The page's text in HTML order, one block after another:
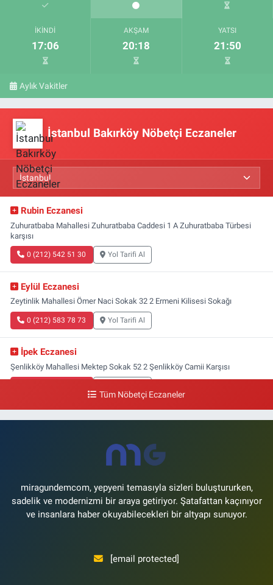
İKINDI
17:06
AKŞAM
20:18
YATSI
21:50
Aylık Vakitler
İstanbul Bakırköy Nöbetçi Eczaneler
Rubin Eczanesi
Zuhuratbaba Mahallesi Zuhuratbaba Caddesi 1 A Zuhuratbaba Türbesi
karşısı
0 (212) 542 51 30 Yol Tarifi Al
Eylül Eczanesi
Zeytinlik Mahallesi Ömer Naci Sokak 32 2 Ermeni Kilisesi Sokağı
0 (212) 583 78 73 Yol Tarifi Al
İpek Eczanesi
Şenlikköy Mahallesi Mektep Sokak 52 2 Şenlikköy Camii Karşısı
Tüm Nöbetçi Eczaneler
miragundemcom, yepyeni temasıyla sizleri buluştururken,
sadelik ve modernizmi bir araya getiriyor. Şatafattan kaçınıyor
ve insanlara haber okuyabilecekleri bir altyapı sunuyor.
[email protected]